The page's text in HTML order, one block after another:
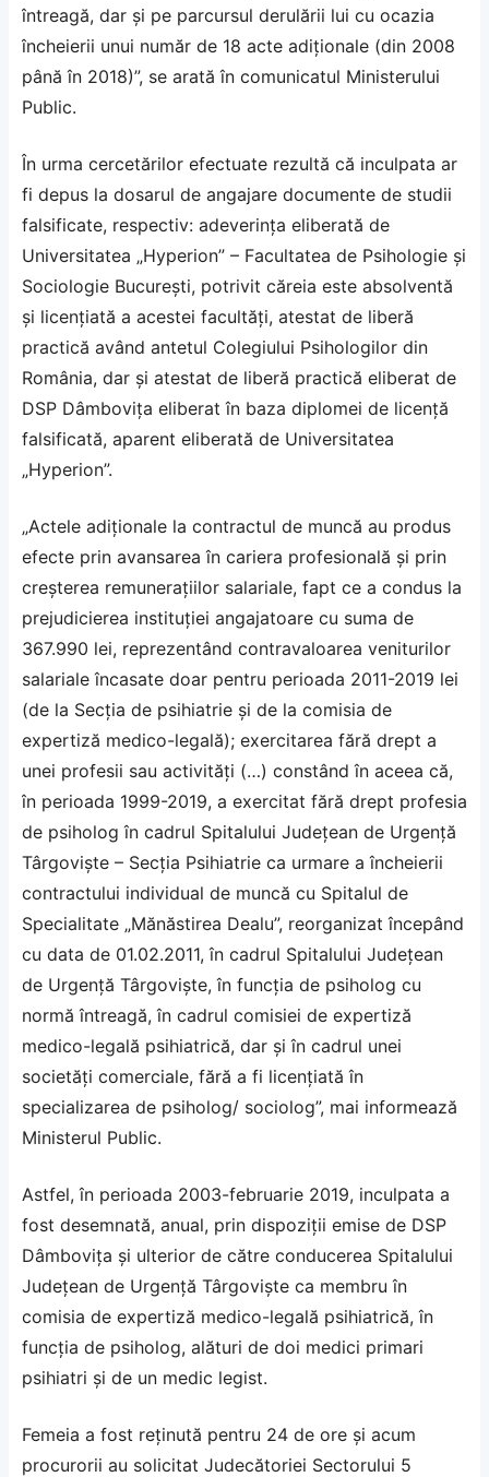
întreagă, dar şi pe parcursul derulării lui cu ocazia
încheierii unui număr de 18 acte adiţionale (din 2008
până în 2018)”, se arată în comunicatul Ministerului
Public.
În urma cercetărilor efectuate rezultă că inculpata ar
fi depus la dosarul de angajare documente de studii
falsificate, respectiv: adeverinţa eliberată de
Universitatea „Hyperion” – Facultatea de Psihologie şi
Sociologie Bucureşti, potrivit căreia este absolventă
şi licenţiată a acestei facultăţi, atestat de liberă
practică având antetul Colegiului Psihologilor din
România, dar şi atestat de liberă practică eliberat de
DSP Dâmboviţa eliberat în baza diplomei de licenţă
falsificată, aparent eliberată de Universitatea
„Hyperion”.
„Actele adiţionale la contractul de muncă au produs
efecte prin avansarea în cariera profesională şi prin
creşterea remuneraţiilor salariale, fapt ce a condus la
prejudicierea instituţiei angajatoare cu suma de
367.990 lei, reprezentând contravaloarea veniturilor
salariale încasate doar pentru perioada 2011-2019 lei
(de la Secţia de psihiatrie şi de la comisia de
expertiză medico-legală); exercitarea fără drept a
unei profesii sau activităţi (…) constând în aceea că,
în perioada 1999-2019, a exercitat fără drept profesia
de psiholog în cadrul Spitalului Judeţean de Urgenţă
Târgovişte – Secţia Psihiatrie ca urmare a încheierii
contractului individual de muncă cu Spitalul de
Specialitate „Mănăstirea Dealu”, reorganizat începând
cu data de 01.02.2011, în cadrul Spitalului Judeţean
de Urgenţă Târgovişte, în funcţia de psiholog cu
normă întreagă, în cadrul comisiei de expertiză
medico-legală psihiatrică, dar şi în cadrul unei
societăţi comerciale, fără a fi licenţiată în
specializarea de psiholog/ sociolog”, mai informează
Ministerul Public.
Astfel, în perioada 2003-februarie 2019, inculpata a
fost desemnată, anual, prin dispoziţii emise de DSP
Dâmboviţa şi ulterior de către conducerea Spitalului
Judeţean de Urgenţă Târgovişte ca membru în
comisia de expertiză medico-legală psihiatrică, în
funcţia de psiholog, alături de doi medici primari
psihiatri şi de un medic legist.
Femeia a fost reţinută pentru 24 de ore şi acum
procurorii au solicitat Judecătoriei Sectorului 5